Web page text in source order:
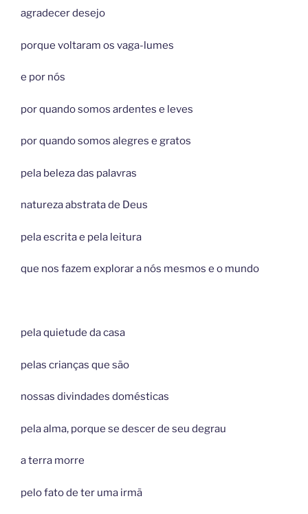
agradecer desejo
porque voltaram os vaga-lumes
e por nós
por quando somos ardentes e leves
por quando somos alegres e gratos
pela beleza das palavras
natureza abstrata de Deus
pela escrita e pela leitura
que nos fazem explorar a nós mesmos e o mundo
pela quietude da casa
pelas crianças que são
nossas divindades domésticas
pela alma, porque se descer de seu degrau
a terra morre
pelo fato de ter uma irmã